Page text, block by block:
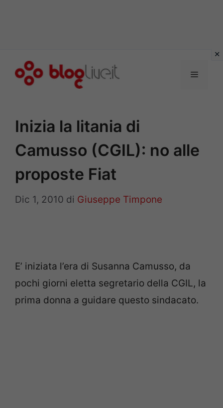
Menu
Inizia la litania di
Camusso (CGIL): no alle
proposte Fiat
Dic 1, 2010 di Giuseppe Timpone
E’ iniziata l’era di Susanna Camusso, da
pochi giorni eletta segretario della CGIL, la
prima donna a guidare questo sindacato.